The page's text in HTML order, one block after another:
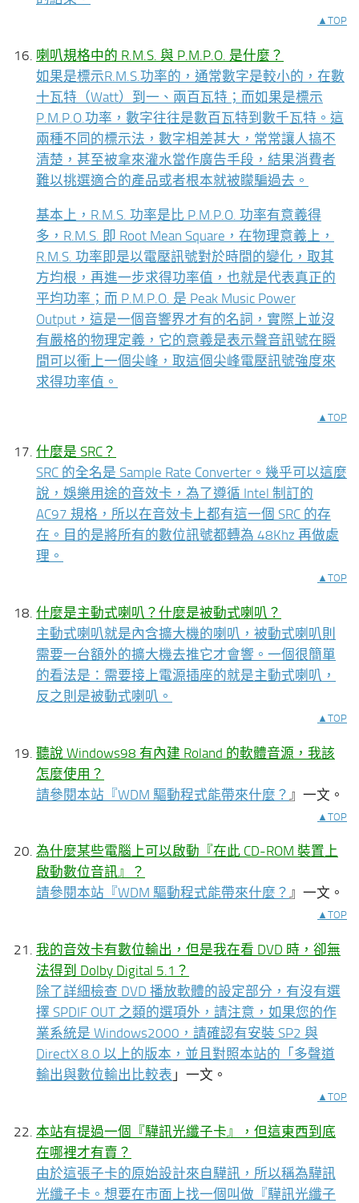
▲TOP
喇叭規格中的 R.M.S. 與 P.M.P.O. 是什麼？
如果是標示R.M.S.功率的，通常數字是較小的，在數
十瓦特（Watt）到一、兩百瓦特；而如果是標示
P.M.P.O.功率，數字往往是數百瓦特到數千瓦特。這
兩種不同的標示法，數字相差甚大，常常讓人搞不
清楚，甚至被拿來灌水當作廣告手段，結果消費者
難以挑選適合的產品或者根本就被矇騙過去。
基本上，R.M.S. 功率是比 P.M.P.O. 功率有意義得
多，R.M.S. 即 Root Mean Square，在物理意義上，
R.M.S. 功率即是以電壓訊號對於時間的變化，取其
方均根，再進一步求得功率值，也就是代表真正的
平均功率；而 P.M.P.O. 是 Peak Music Power
Output，這是一個音響界才有的名詞，實際上並沒
有嚴格的物理定義，它的意義是表示聲音訊號在瞬
間可以衝上一個尖峰，取這個尖峰電壓訊號強度來
求得功率值。
▲TOP
什麼是 SRC？
SRC 的全名是 Sample Rate Converter。幾乎可以這麼
說，娛樂用途的音效卡，為了遵循 Intel 制訂的
AC97 規格，所以在音效卡上都有這一個 SRC 的存
在。目的是將所有的數位訊號都轉為 48Khz 再做處
理。
▲TOP
什麼是主動式喇叭？什麼是被動式喇叭？
主動式喇叭就是內含擴大機的喇叭，被動式喇叭則
需要一台額外的擴大機去推它才會響。一個很簡單
的看法是：需要接上電源插座的就是主動式喇叭，
反之則是被動式喇叭。
▲TOP
聽說 Windows98 有內建 Roland 的軟體音源，我該
怎麼使用？
請參閱本站『WDM 驅動程式能帶來什麼？ 』一文。
▲TOP
為什麼某些電腦上可以啟動『在此 CD-ROM 裝置上
啟動數位音訊』？
請參閱本站『WDM 驅動程式能帶來什麼？ 』一文。
▲TOP
我的音效卡有數位輸出，但是我在看 DVD 時，卻無
法得到 Dolby Digital 5.1？
除了詳細檢查 DVD 播放軟體的設定部分，有沒有選
擇 SPDIF OUT 之類的選項外，請注意，如果您的作
業系統是 Windows2000，請確認有安裝 SP2 與
DirectX 8.0 以上的版本，並且對照本站的「 多聲道
輸出與數位輸出比較表 」一文。
▲TOP
本站有提過一個『驊訊光纖子卡』，但這東西到底
在哪裡才有賣？
由於這張子卡的原始設計來自驊訊，所以稱為驊訊
光纖子卡。想要在市面上找一個叫做『驊訊光纖子